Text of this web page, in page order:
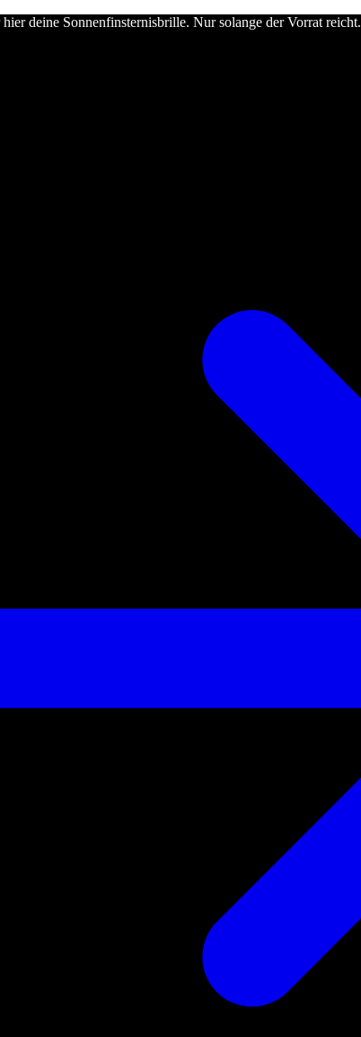
deine Sonnenfinsternisbrille. Nur solange der Vorrat reicht.